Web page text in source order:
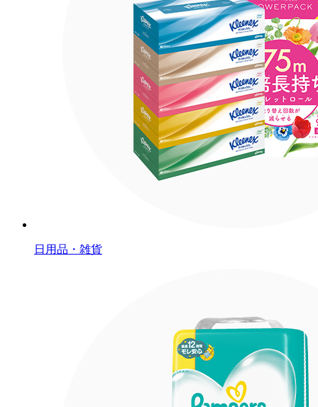
日用品・雑貨